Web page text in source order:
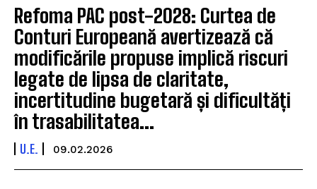
Refoma PAC post-2028: Curtea de
Conturi Europeană avertizează că
modificările propuse implică riscuri
legate de lipsa de claritate,
incertitudine bugetară și dificultăți
în trasabilitatea...
U.E. 09.02.2026